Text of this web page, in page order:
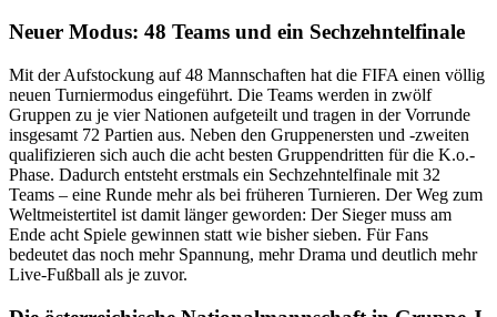
Neuer Modus: 48 Teams und ein Sechzehntelfinale
Mit der Aufstockung auf 48 Mannschaften hat die FIFA einen völlig
neuen Turniermodus eingeführt. Die Teams werden in zwölf
Gruppen zu je vier Nationen aufgeteilt und tragen in der Vorrunde
insgesamt 72 Partien aus. Neben den Gruppenersten und -zweiten
qualifizieren sich auch die acht besten Gruppendritten für die K.o.-
Phase. Dadurch entsteht erstmals ein Sechzehntelfinale mit 32
Teams – eine Runde mehr als bei früheren Turnieren. Der Weg zum
Weltmeistertitel ist damit länger geworden: Der Sieger muss am
Ende acht Spiele gewinnen statt wie bisher sieben. Für Fans
bedeutet das noch mehr Spannung, mehr Drama und deutlich mehr
Live-Fußball als je zuvor.